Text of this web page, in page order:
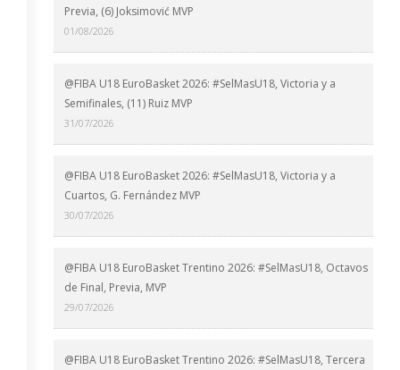
Previa, (6) Joksimović MVP
01/08/2026
@FIBA U18 EuroBasket 2026: #SelMasU18, Victoria y a
Semifinales, (11) Ruiz MVP
31/07/2026
@FIBA U18 EuroBasket 2026: #SelMasU18, Victoria y a
Cuartos, G. Fernández MVP
30/07/2026
@FIBA U18 EuroBasket Trentino 2026: #SelMasU18, Octavos
de Final, Previa, MVP
29/07/2026
@FIBA U18 EuroBasket Trentino 2026: #SelMasU18, Tercera